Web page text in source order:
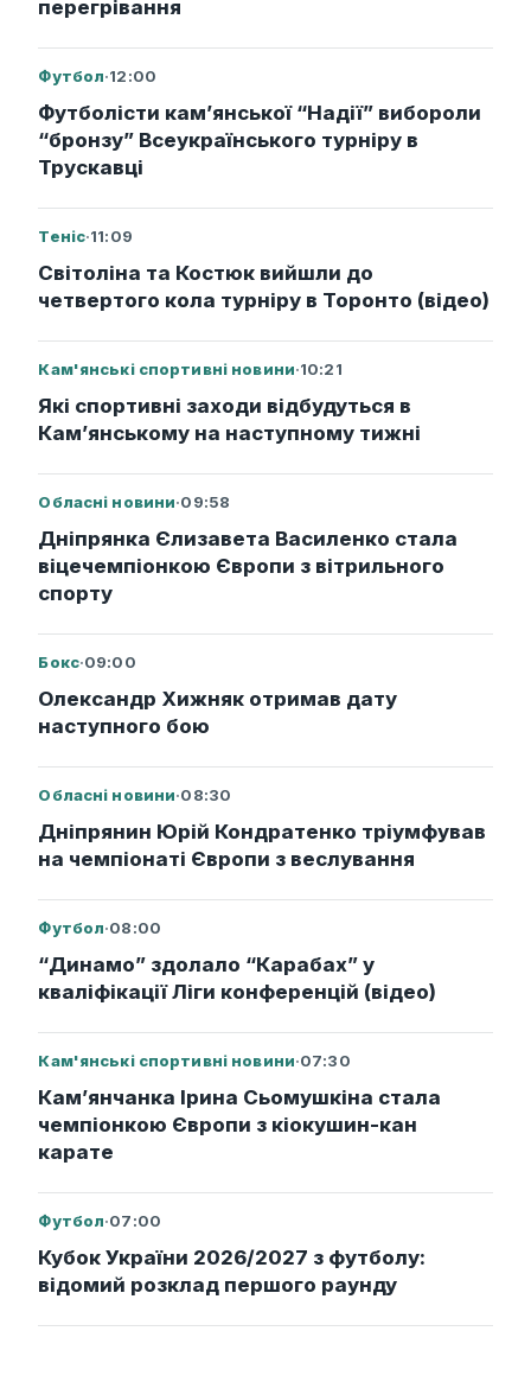
перегрівання
Футбол·12:00
Футболісти кам’янської “Надії” вибороли
“бронзу” Всеукраїнського турніру в
Трускавці
Теніс·11:09
Світоліна та Костюк вийшли до
четвертого кола турніру в Торонто (відео)
Кам'янські спортивні новини·10:21
Які спортивні заходи відбудуться в
Кам’янському на наступному тижні
Обласні новини·09:58
Дніпрянка Єлизавета Василенко стала
віцечемпіонкою Європи з вітрильного
спорту
Бокс·09:00
Олександр Хижняк отримав дату
наступного бою
Обласні новини·08:30
Дніпрянин Юрій Кондратенко тріумфував
на чемпіонаті Європи з веслування
Футбол·08:00
“Динамо” здолало “Карабах” у
кваліфікації Ліги конференцій (відео)
Кам'янські спортивні новини·07:30
Кам’янчанка Ірина Сьомушкіна стала
чемпіонкою Європи з кіокушин-кан
карате
Футбол·07:00
Кубок України 2026/2027 з футболу:
відомий розклад першого раунду